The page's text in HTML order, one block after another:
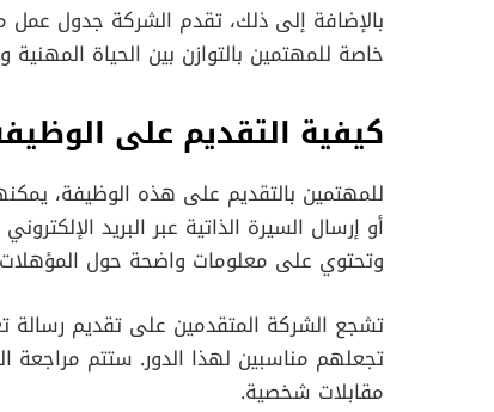
بالإضافة إلى ذلك، تقدم الشركة جدول
خاصة للمهتمين بالتوازن بين الحياة
كيفية التقديم على
أو إرسال السيرة الذاتية عبر البريد
وتحتوي على معلومات واضحة حول المؤهلات
تشجع الشركة المتقدمين على تقديم رسالة
تجعلهم مناسبين لهذا الدور. ستتم مراجعة
مقابلات شخصية.